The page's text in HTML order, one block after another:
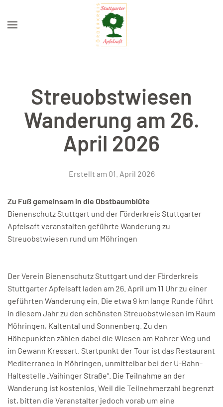
Zum Hauptinhalt springen
Streuobstwiesen
Wanderung am 26.
April 2026
Erstellt am 01. April 2026
Zu Fuß gemeinsam in die Obstbaumblüte
Bienenschutz Stuttgart und der Förderkreis Stuttgarter
Apfelsaft veranstalten geführte Wanderung zu
Streuobstwiesen rund um Möhringen
Der Verein Bienenschutz Stuttgart und der Förderkreis
Stuttgarter Apfelsaft laden am 26. April um 11 Uhr zu einer
geführten Wanderung ein. Die etwa 9 km lange Runde führt
in diesem Jahr zu den schönsten Streuobstwiesen im Raum
Möhringen, Kaltental und Sonnenberg. Zu den
Höhepunkten zählen dabei die Wiesen am Rohrer Weg und
im Gewann Kressart. Startpunkt der Tour ist das Restaurant
Mediterraneo in Möhringen, unmittelbar bei der U-Bahn-
Haltestelle „Vaihinger Straße“. Die Teilnahme an der
Wanderung ist kostenlos. Weil die Teilnehmerzahl begrenzt
ist, bitten die Veranstalter jedoch vorab um eine